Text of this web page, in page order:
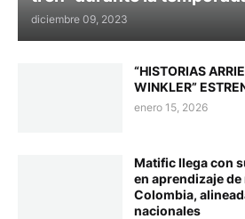
diciembre 09, 2023
“HISTORIAS
WINKLER”
enero 15, 2026
Matific llega con
en aprendizaje de
Colombia,
nacionales